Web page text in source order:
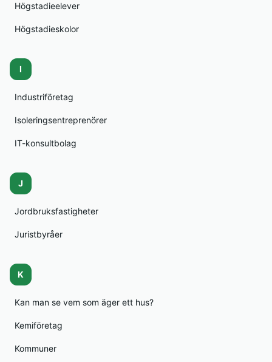
Högstadieelever
Högstadieskolor
I
Industriföretag
Isoleringsentreprenörer
IT-konsultbolag
J
Jordbruksfastigheter
Juristbyråer
K
Kan man se vem som äger ett hus?
Kemiföretag
Kommuner